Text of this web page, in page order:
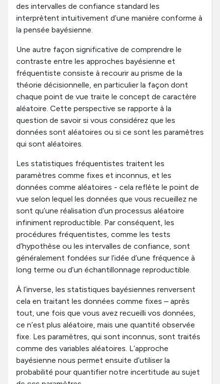
des intervalles de confiance standard les
interprètent intuitivement d’une manière conforme à
la pensée bayésienne.
Une autre façon significative de comprendre le
contraste entre les approches bayésienne et
fréquentiste consiste à recourir au prisme de la
théorie décisionnelle, en particulier la façon dont
chaque point de vue traite le concept de caractère
aléatoire. Cette perspective se rapporte à la
question de savoir si vous considérez que les
données sont aléatoires ou si ce sont les paramètres
qui sont aléatoires.
Les statistiques fréquentistes traitent les
paramètres comme fixes et inconnus, et les
données comme aléatoires - cela reflète le point de
vue selon lequel les données que vous recueillez ne
sont qu’une réalisation d’un processus aléatoire
infiniment reproductible. Par conséquent, les
procédures fréquentistes, comme les tests
d’hypothèse ou les intervalles de confiance, sont
généralement fondées sur l’idée d’une fréquence à
long terme ou d’un échantillonnage reproductible.
À l’inverse, les statistiques bayésiennes renversent
cela en traitant les données comme fixes – après
tout, une fois que vous avez recueilli vos données,
ce n’est plus aléatoire, mais une quantité observée
fixe. Les paramètres, qui sont inconnus, sont traités
comme des variables aléatoires. L’approche
bayésienne nous permet ensuite d’utiliser la
probabilité pour quantifier notre incertitude au sujet